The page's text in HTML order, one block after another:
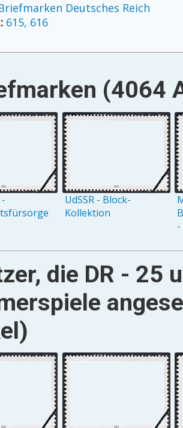
Deutsches Reich
615, 616
(4064
UdSSR - Block-
Kollektion
die DR - 25